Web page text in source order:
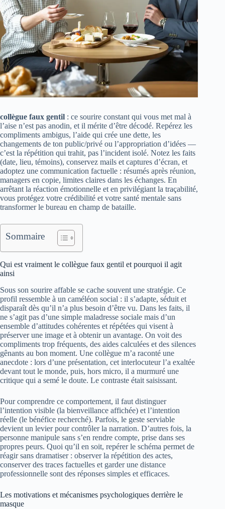
collègue faux gentil : ce sourire constant qui vous met mal à
l’aise n’est pas anodin, et il mérite d’être décodé. Repérez les
compliments ambigus, l’aide qui crée une dette, les
changements de ton public/privé ou l’appropriation d’idées —
c’est la répétition qui trahit, pas l’incident isolé. Notez les faits
(date, lieu, témoins), conservez mails et captures d’écran, et
adoptez une communication factuelle : résumés après réunion,
managers en copie, limites claires dans les échanges. En
arrêtant la réaction émotionnelle et en privilégiant la traçabilité,
vous protégez votre crédibilité et votre santé mentale sans
transformer le bureau en champ de bataille.
Sommaire
Qui est vraiment le collègue faux gentil et pourquoi il agit
ainsi
Sous son sourire affable se cache souvent une stratégie. Ce
profil ressemble à un caméléon social : il s’adapte, séduit et
disparaît dès qu’il n’a plus besoin d’être vu. Dans les faits, il
ne s’agit pas d’une simple maladresse sociale mais d’un
ensemble d’attitudes cohérentes et répétées qui visent à
préserver une image et à obtenir un avantage. On voit des
compliments trop fréquents, des aides calculées et des silences
gênants au bon moment. Une collègue m’a raconté une
anecdote : lors d’une présentation, cet interlocuteur l’a exaltée
devant tout le monde, puis, hors micro, il a murmuré une
critique qui a semé le doute. Le contraste était saisissant.
Pour comprendre ce comportement, il faut distinguer
l’intention visible (la bienveillance affichée) et l’intention
réelle (le bénéfice recherché). Parfois, le geste serviable
devient un levier pour contrôler la narration. D’autres fois, la
personne manipule sans s’en rendre compte, prise dans ses
propres peurs. Quoi qu’il en soit, repérer le schéma permet de
réagir sans dramatiser : observer la répétition des actes,
conserver des traces factuelles et garder une distance
professionnelle sont des réponses simples et efficaces.
Les motivations et mécanismes psychologiques derrière le
masque